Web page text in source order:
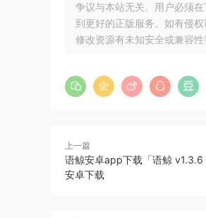
争议与本站无关。用户必须
到更好的正版服务。如有侵
修改资源有未知安全或兼容
上一篇
语鲸安卓app下载「语鲸
安卓下载